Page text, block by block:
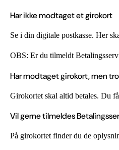
Har ikke modtaget et girokort
Se i din digitale postkasse. Her
OBS: Er du tilmeldt
Har modtaget girokort, men
Girokortet skal altid betales. Du
Vil gerne tilmeldes
På girokortet finder du de